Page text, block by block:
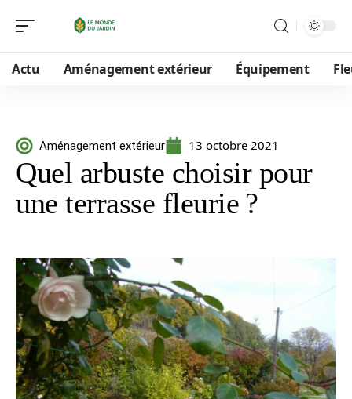
Actu Aménagement extérieur Équipement
Aménagement extérieur 13 octobre 2021
Quel arbuste choisir pour
une terrasse fleurie ?